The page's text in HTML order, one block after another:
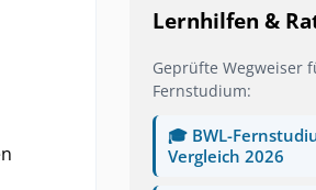
Lernhilfen &
Geprüfte Wegweiser
Fernstudium:
🎓 BWL-
Vergleich 2026